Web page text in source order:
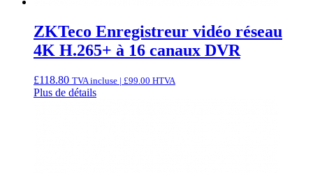
ZKTeco Enregistreur vidéo réseau
4K H.265+ à 16 canaux DVR
£118.80 TVA incluse | £99.00 HTVA
Plus de détails